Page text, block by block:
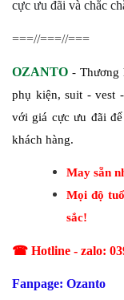
cực ưu đãi và chắc
===//===//===
OZANTO - Thương
phụ kiện, suit - vest
với giá cực ưu đãi
khách hàng.
May sẵn
Mọi độ
sắc!
☎ Hotline - zalo:
Fanpage: Ozanto